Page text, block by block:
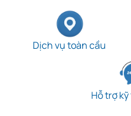
Dịch vụ toàn cầu
Hỗ trợ